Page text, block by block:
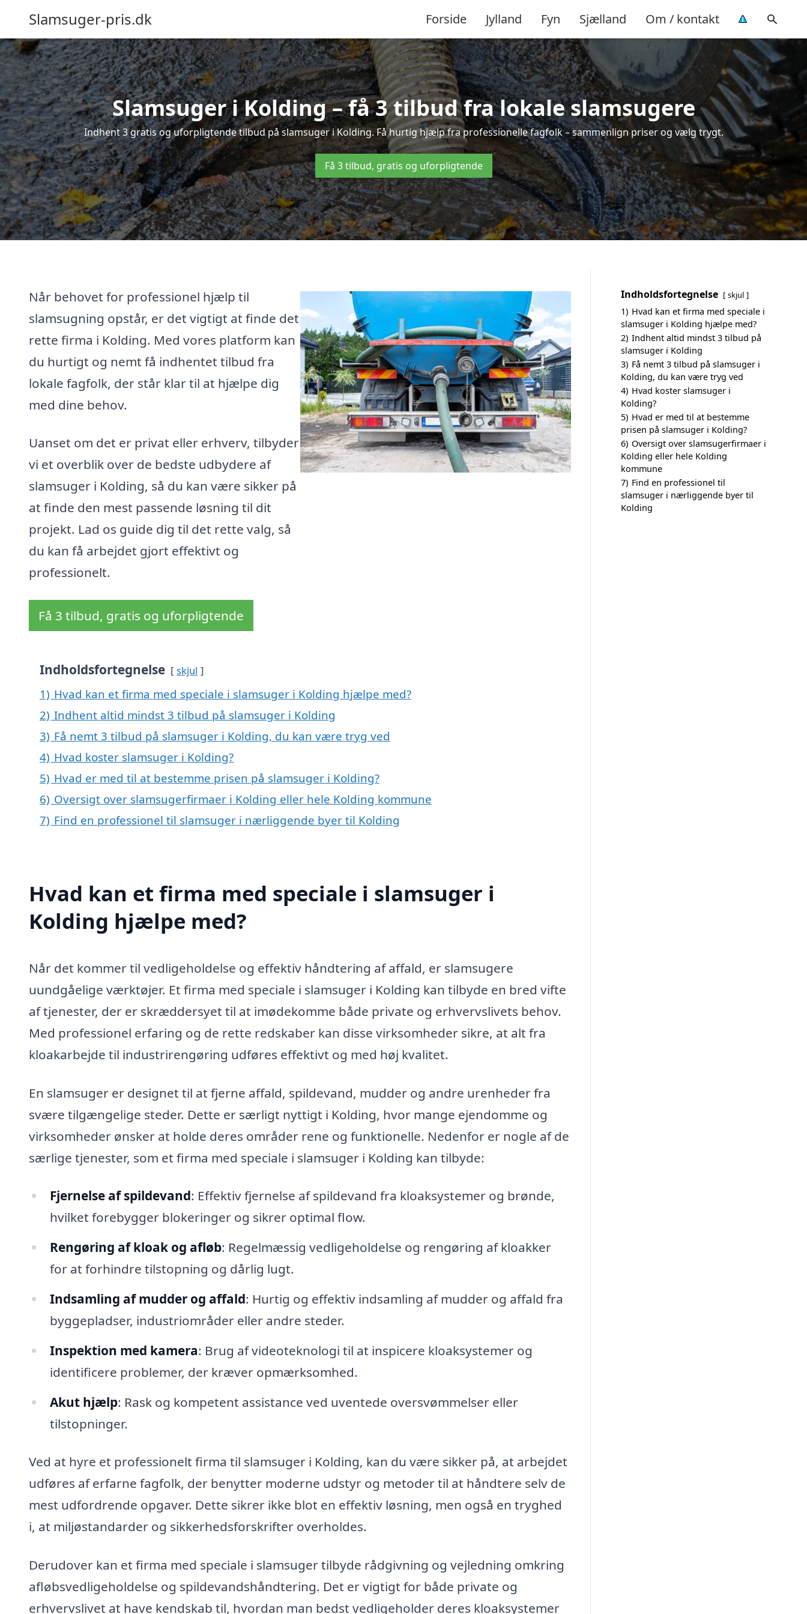
Slamsuger-pris.dk Forside Jylland Fyn Sjælland Om / kontakt
Slamsuger i Kolding – få 3 tilbud fra lokale slamsugere
Indhent 3 gratis og uforpligtende tilbud på slamsuger i Kolding. Få hurtig hjælp fra professionelle fagfolk – sammenlign priser og vælg trygt.
Få 3 tilbud, gratis og uforpligtende
Når behovet for professionel hjælp til
slamsugning opstår, er det vigtigt at finde det
rette firma i Kolding. Med vores platform kan
du hurtigt og nemt få indhentet tilbud fra
lokale fagfolk, der står klar til at hjælpe dig
med dine behov.
Uanset om det er privat eller erhverv, tilbyder
vi et overblik over de bedste udbydere af
slamsuger i Kolding, så du kan være sikker på
at finde den mest passende løsning til dit
projekt. Lad os guide dig til det rette valg, så
du kan få arbejdet gjort effektivt og
professionelt.
Få 3 tilbud, gratis og uforpligtende
Indholdsfortegnelse skjul
1) Hvad kan et firma med speciale i slamsuger i Kolding hjælpe med?
2) Indhent altid mindst 3 tilbud på slamsuger i Kolding
3) Få nemt 3 tilbud på slamsuger i Kolding, du kan være tryg ved
4) Hvad koster slamsuger i Kolding?
5) Hvad er med til at bestemme prisen på slamsuger i Kolding?
6) Oversigt over slamsugerfirmaer i Kolding eller hele Kolding kommune
7) Find en professionel til slamsuger i nærliggende byer til Kolding
Hvad kan et firma med speciale i slamsuger i
Kolding hjælpe med?
Når det kommer til vedligeholdelse og effektiv håndtering af affald, er slamsugere
uundgåelige værktøjer. Et firma med speciale i slamsuger i Kolding kan tilbyde en bred vifte
af tjenester, der er skræddersyet til at imødekomme både private og erhvervslivets behov.
Med professionel erfaring og de rette redskaber kan disse virksomheder sikre, at alt fra
kloakarbejde til industrirengøring udføres effektivt og med høj kvalitet.
En slamsuger er designet til at fjerne affald, spildevand, mudder og andre urenheder fra
svære tilgængelige steder. Dette er særligt nyttigt i Kolding, hvor mange ejendomme og
virksomheder ønsker at holde deres områder rene og funktionelle. Nedenfor er nogle af de
særlige tjenester, som et firma med speciale i slamsuger i Kolding kan tilbyde:
Fjernelse af spildevand: Effektiv fjernelse af spildevand fra kloaksystemer og brønde,
hvilket forebygger blokeringer og sikrer optimal flow.
Rengøring af kloak og afløb: Regelmæssig vedligeholdelse og rengøring af kloakker
for at forhindre tilstopning og dårlig lugt.
Indsamling af mudder og affald: Hurtig og effektiv indsamling af mudder og affald fra
byggepladser, industriområder eller andre steder.
Inspektion med kamera: Brug af videoteknologi til at inspicere kloaksystemer og
identificere problemer, der kræver opmærksomhed.
Akut hjælp: Rask og kompetent assistance ved uventede oversvømmelser eller
tilstopninger.
Ved at hyre et professionelt firma til slamsuger i Kolding, kan du være sikker på, at arbejdet
udføres af erfarne fagfolk, der benytter moderne udstyr og metoder til at håndtere selv de
mest udfordrende opgaver. Dette sikrer ikke blot en effektiv løsning, men også en tryghed
i, at miljøstandarder og sikkerhedsforskrifter overholdes.
Derudover kan et firma med speciale i slamsuger tilbyde rådgivning og vejledning omkring
afløbsvedligeholdelse og spildevandshåndtering. Det er vigtigt for både private og
erhvervslivet at have kendskab til, hvordan man bedst vedligeholder deres kloaksystemer
Indholdsfortegnelse skjul
1) Hvad kan et firma med speciale i
slamsuger i Kolding hjælpe med?
2) Indhent altid mindst 3 tilbud på
slamsuger i Kolding
3) Få nemt 3 tilbud på slamsuger i
Kolding, du kan være tryg ved
4) Hvad koster slamsuger i
Kolding?
5) Hvad er med til at bestemme
prisen på slamsuger i Kolding?
6) Oversigt over slamsugerfirmaer i
Kolding eller hele Kolding
kommune
7) Find en professionel til
slamsuger i nærliggende byer til
Kolding